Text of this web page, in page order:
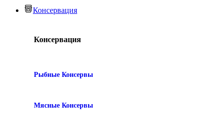
Консервация
Консервация
Рыбные Консервы
Мясные Консервы